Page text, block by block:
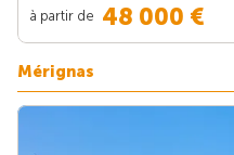
à partir de 48 000 €
Mérignas